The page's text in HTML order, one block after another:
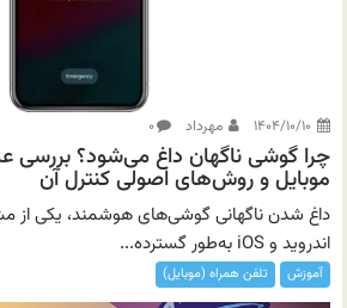
مهرداد ۰
چرا گوشی ناگهان داغ می‌شود؟
موبایل و روش‌های اصولی کنترل آن
داغ شدن ناگهانی گوشی‌های هوشمند، یکی از
اندروید و iOS به‌طور گسترده...
آموزش تلفن همراه (موبایل)